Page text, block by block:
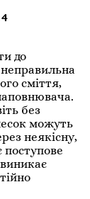
до
сміття,
без
можуть
неякісну,
поступове